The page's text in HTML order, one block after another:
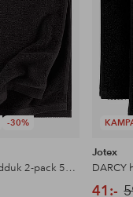
-30%
DARCY handduk 2-pack 50x70 cm
Jotex
41:-